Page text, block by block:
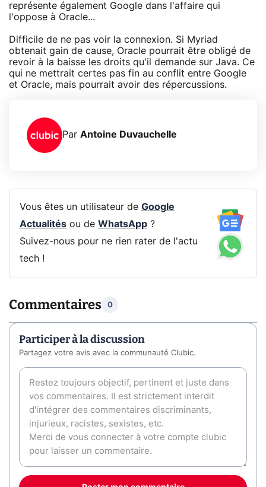
représente également Google dans l'affaire qui
l'oppose à Oracle...
Difficile de ne pas voir la connexion. Si Myriad
obtenait gain de cause, Oracle pourrait être obligé de
revoir à la baisse les droits qu'il demande sur Java. Ce
qui ne mettrait certes pas fin au conflit entre Google
et Oracle, mais pourrait avoir des répercussions.
Par Antoine Duvauchelle
Vous êtes un utilisateur de Google
Actualitésou de WhatsApp?
Suivez-nous pour ne rien rater de l'actu
tech !
Commentaires 0
Participer à la discussion
Partagez votre avis avec la communauté Clubic.